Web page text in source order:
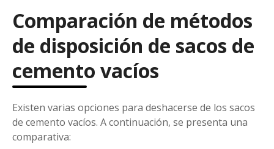
Comparación de métodos
de disposición de sacos de
cemento vacíos
Existen varias opciones para deshacerse de los sacos
de cemento vacíos. A continuación, se presenta una
comparativa: